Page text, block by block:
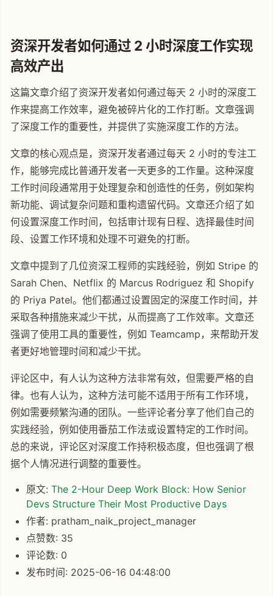
资深开发者如何通过 2 小时深度工作实现
高效产出
这篇文章介绍了资深开发者如何通过每天 2 小时的深度工
作来提高工作效率，避免被碎片化的工作打断。文章强调
了深度工作的重要性，并提供了实施深度工作的方法。
文章的核心观点是，资深开发者通过每天 2 小时的专注工
作，能够完成比普通开发者一天更多的工作量。这种深度
工作时间段通常用于处理复杂和创造性的任务，例如架构
新功能、调试复杂问题和重构遗留代码。文章还介绍了如
何设置深度工作时间，包括审计现有日程、选择最佳时间
段、设置工作环境和处理不可避免的打断。
文章中提到了几位资深工程师的实践经验，例如 Stripe 的
Sarah Chen、Netflix 的 Marcus Rodriguez 和 Shopify
的 Priya Patel。他们都通过设置固定的深度工作时间，并
采取各种措施来减少干扰，从而提高了工作效率。文章还
强调了使用工具的重要性，例如 Teamcamp，来帮助开发
者更好地管理时间和减少干扰。
评论区中，有人认为这种方法非常有效，但需要严格的自
律。也有人认为，这种方法可能不适用于所有工作环境，
例如需要频繁沟通的团队。一些评论者分享了他们自己的
实践经验，例如使用番茄工作法或设置特定的工作时间。
总的来说，评论区对深度工作持积极态度，但也强调了根
据个人情况进行调整的重要性。
原文: The 2-Hour Deep Work Block: How Senior
Devs Structure Their Most Productive Days
作者: pratham_naik_project_manager
点赞数: 35
评论数: 0
发布时间: 2025-06-16 04:48:00